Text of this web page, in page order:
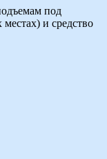
под
и средство